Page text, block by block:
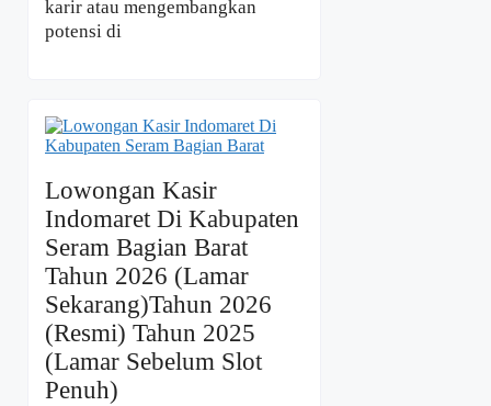
karir atau mengembangkan
potensi di
Lowongan Kasir
Indomaret Di Kabupaten
Seram Bagian Barat
Tahun 2026 (Lamar
Sekarang)Tahun 2026
(Resmi) Tahun 2025
(Lamar Sebelum Slot
Penuh)